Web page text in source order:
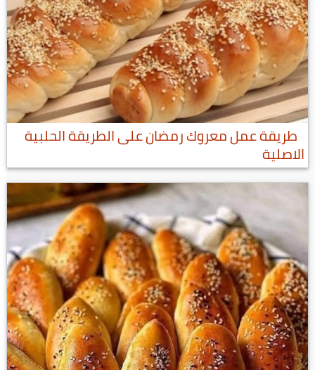
طريقة عمل معروك رمضان على الطريقة الحلبية
الاصلية